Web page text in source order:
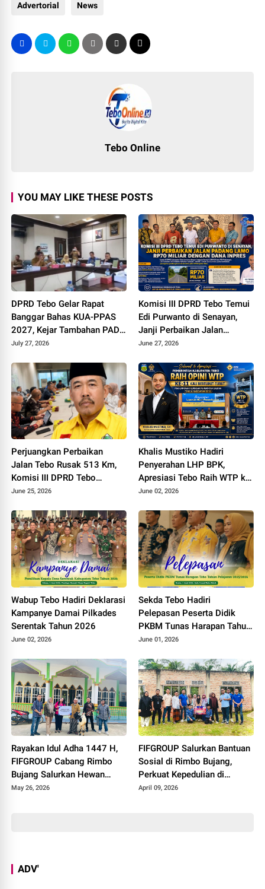
Advertorial News
Tebo Online
YOU MAY LIKE THESE POSTS
DPRD Tebo Gelar Rapat
Banggar Bahas KUA-PPAS
2027, Kejar Tambahan PAD
dan DBH Sawit
July 27, 2026
Komisi III DPRD Tebo Temui
Edi Purwanto di Senayan,
Janji Perbaikan Jalan
Padang lamo Rp70 Miliar
June 27, 2026
Perjuangkan Perbaikan
Jalan Tebo Rusak 513 Km,
Komisi III DPRD Tebo
Datangi Kemen PU
June 25, 2026
Khalis Mustiko Hadiri
Penyerahan LHP BPK,
Apresiasi Tebo Raih WTP ke
11
June 02, 2026
Wabup Tebo Hadiri Deklarasi
Kampanye Damai Pilkades
Serentak Tahun 2026
June 02, 2026
Sekda Tebo Hadiri
Pelepasan Peserta Didik
PKBM Tunas Harapan Tahun
Pelajaran 2025 - 2026
June 01, 2026
Rayakan Idul Adha 1447 H,
FIFGROUP Cabang Rimbo
Bujang Salurkan Hewan
Kurban di Masjid Jami Al-
May 26, 2026
FIFGROUP Salurkan Bantuan
Sosial di Rimbo Bujang,
Perkuat Kepedulian di
Momen Halal Bihalal
April 09, 2026
ADV'